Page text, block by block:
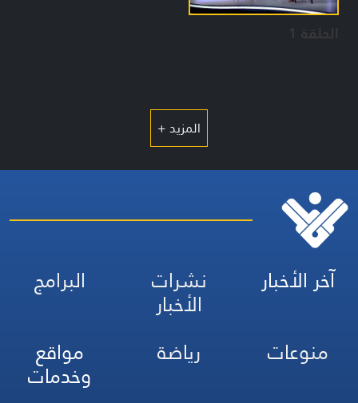
الحلقة 1
المزيد +
آخر الأخبار نشرات
الأخبار
البرامج
منوعات
رياضة مواقع
وخدمات